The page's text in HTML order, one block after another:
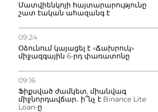
Մատվիենկոյի հայտարարությունը
շատ էական ահազանգ է
09:24
Օձունում կայացել է «Ճախրուկ»
միջազգային 6-րդ փառատոնը
09:16
Ֆիքսված ժամկետ, միանվագ
միջնորդավճար․ ի՞նչ է Binance Lite
Loan-ը